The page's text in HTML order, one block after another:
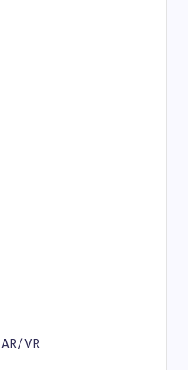
AR/VR